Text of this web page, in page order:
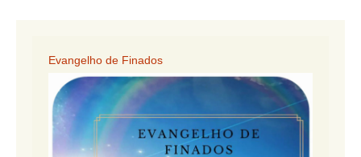
Evangelho de Finados